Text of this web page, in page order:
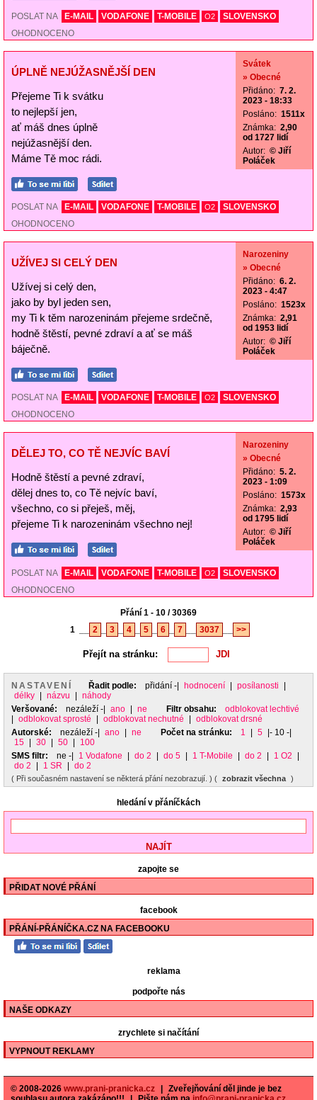
POSLAT NA E-MAIL VODAFONE T-MOBILE O2
SLOVENSKO
OHODNOCENO
ÚPLNĚ NEJÚŽASNĚJŠÍ DEN
Přejeme Ti k svátku
to nejlepší jen,
ať máš dnes úplně
nejúžasnější den.
Máme Tě moc rádi.
Svátek
» Obecné
Přidáno: 7. 2.
2023 - 18:33
Posláno: 1511x
Známka: 2,90
od 1727 lidí
Autor: © Jiří
Poláček
POSLAT NA E-MAIL VODAFONE T-MOBILE O2
SLOVENSKO
OHODNOCENO
UŽÍVEJ SI CELÝ DEN
Užívej si celý den,
jako by byl jeden sen,
my Ti k těm narozeninám přejeme srdečně,
hodně štěstí, pevné zdraví a ať se máš
báječně.
Narozeniny
» Obecné
Přidáno: 6. 2.
2023 - 4:47
Posláno: 1523x
Známka: 2,91
od 1953 lidí
Autor: © Jiří
Poláček
POSLAT NA E-MAIL VODAFONE T-MOBILE O2
SLOVENSKO
OHODNOCENO
DĚLEJ TO, CO TĚ NEJVÍC BAVÍ
Hodně štěstí a pevné zdraví,
dělej dnes to, co Tě nejvíc baví,
všechno, co si přeješ, měj,
přejeme Ti k narozeninám všechno nej!
Narozeniny
» Obecné
Přidáno: 5. 2.
2023 - 1:09
Posláno: 1573x
Známka: 2,93
od 1795 lidí
Autor: © Jiří
Poláček
POSLAT NA E-MAIL VODAFONE T-MOBILE O2
SLOVENSKO
OHODNOCENO
Přání 1 - 10 / 30369
1
2 3 4 5 6 7 3037 >>
Přejít na stránku:
NASTAVENÍ Řadit podle: přidání -| hodnocení posílanosti
délky
názvu
náhody
Veršované:
nezáleží -| ano ne Filtr obsahu:
odblokovat lechtivé
odblokovat sprosté odblokovat nechutné
odblokovat drsné
Autorské:
nezáleží -| ano ne Počet na stránku: 1 5
|- 10 -|
15
30 50
100
SMS filtr:
ne -| 1 Vodafone do 2 do 5 1 T-Mobile do 2 1 O2
do 2
1 SR do 2
( Při současném nastavení se některá přání nezobrazují. ) ( zobrazit všechna )
hledání v přáníčkách
zapojte se
PŘIDAT NOVÉ PŘÁNÍ
facebook
PŘÁNÍ-PŘÁNÍČKA.CZ NA FACEBOOKU
reklama
podpořte nás
NAŠE ODKAZY
zrychlete si načítání
VYPNOUT REKLAMY
© 2008-2026 www.prani-pranicka.cz
Zveřejňování děl jinde je bez